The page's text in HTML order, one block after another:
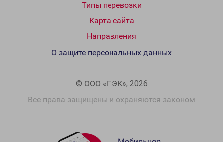
Типы перевозки
Карта сайта
Направления
© ООО «ПЭК», 2026
Все права защищены и охраняются законом
О защите персональных данных